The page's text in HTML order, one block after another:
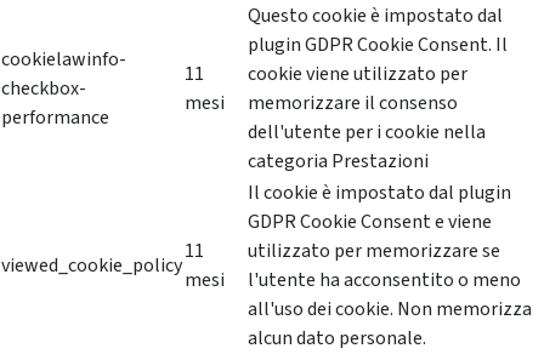
cookielawinfo-
checkbox-
performance
11
mesi
Questo cookie è impostato dal
plugin GDPR Cookie Consent. Il
cookie viene utilizzato per
memorizzare il consenso
dell'utente per i cookie nella
categoria Prestazioni
viewed_cookie_policy
11
mesi
Il cookie è impostato dal plugin
GDPR Cookie Consent e viene
utilizzato per memorizzare se
l'utente ha acconsentito o meno
all'uso dei cookie. Non memorizza
alcun dato personale.